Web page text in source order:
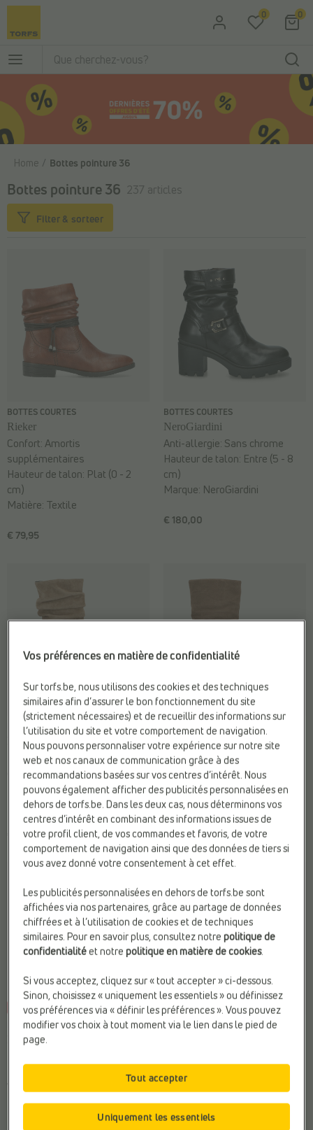
Passer au contenu principal 0 0
Home Bottes pointure 36
Bottes pointure 36 237 articles
Filter & sorteer
BOTTES COURTES
Rieker
€ 79,95
Confort:Amortis
supplémentaires
Hauteur de talon: Plat (0 - 2
cm)
Matière: Textile
BOTTES COURTES
NeroGiardini
€ 180,00
Anti-allergie: Sans chrome
Hauteur de talon: Entre (5 - 8
cm)
Marque: NeroGiardini
BOTTES HAUTES
Laurent David
€ 170,00
Hauteur de talon:Entre (5 - 8
cm)
Marque:Laurent David
Matière:Cuir
BOTTES HAUTES
Gabor
€ 145,00
Compat. Semelles Ortho.:
Fermeture:Fermeture éclair
Web-Only:N
-30%
BOTTES HAUTES
Poelman
€
€
Type de talon:
Talon bottier
Web-Only:
BOTTES HAUTES
€ 69,99
Marque:
Web-Only:
Vos préférences en matière de confidentialité
Sur torfs.be, nous utilisons des cookies et des techniques
similaires afin d’assurer le bon fonctionnement du site
(strictement nécessaires) et de recueillir des informations sur
l’utilisation du site et votre comportement de navigation.
Nous pouvons personnaliser votre expérience sur notre site
web et nos canaux de communication grâce à des
recommandations basées sur vos centres d’intérêt. Nous
pouvons également afficher des publicités personnalisées en
dehors de torfs.be. Dans les deux cas, nous déterminons vos
centres d’intérêt en combinant des informations issues de
votre profil client, de vos commandes et favoris, de votre
comportement de navigation ainsi que des données de tiers si
vous avez donné votre consentement à cet effet.
Les publicités personnalisées en dehors de torfs.be sont
affichées via nos partenaires, grâce au partage de données
chiffrées et à l’utilisation de cookies et de techniques
similaires. Pour en savoir plus, consultez notrepolitique de
confidentialitéet notrepolitique en matière de cookies.
Si vous acceptez, cliquez sur « tout accepter » ci-dessous.
Sinon, choisissez « uniquement les essentiels » ou définissez
vos préférences via « définir les préférences ». Vous pouvez
modifier vos choix à tout moment via le lien dans le pied de
page.
Uniquement les essentiels
Tout accepter